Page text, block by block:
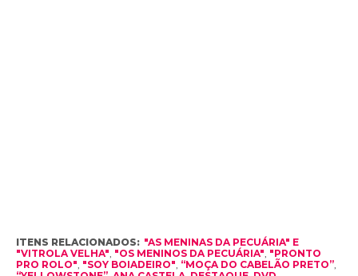
ITENS RELACIONADOS: "AS MENINAS DA PECUÁRIA" E
"VITROLA VELHA", "OS MENINOS DA PECUÁRIA", "PRONTO
PRO ROLO", "SOY BOIADEIRO", “MOÇA DO CABELÃO PRETO”,